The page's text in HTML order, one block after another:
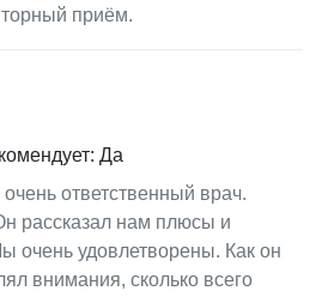
приём.
Да
ответственный врач.
рассказал нам плюсы и
очень удовлетворены. Как он
внимания, сколько всего